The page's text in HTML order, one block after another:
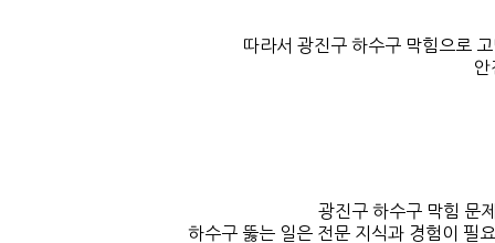
따라서 광진구 하수구 막힘으로
안
광진구 하수구 막힘 문
하수구 뚫는 일은 전문 지식과 경험이 필